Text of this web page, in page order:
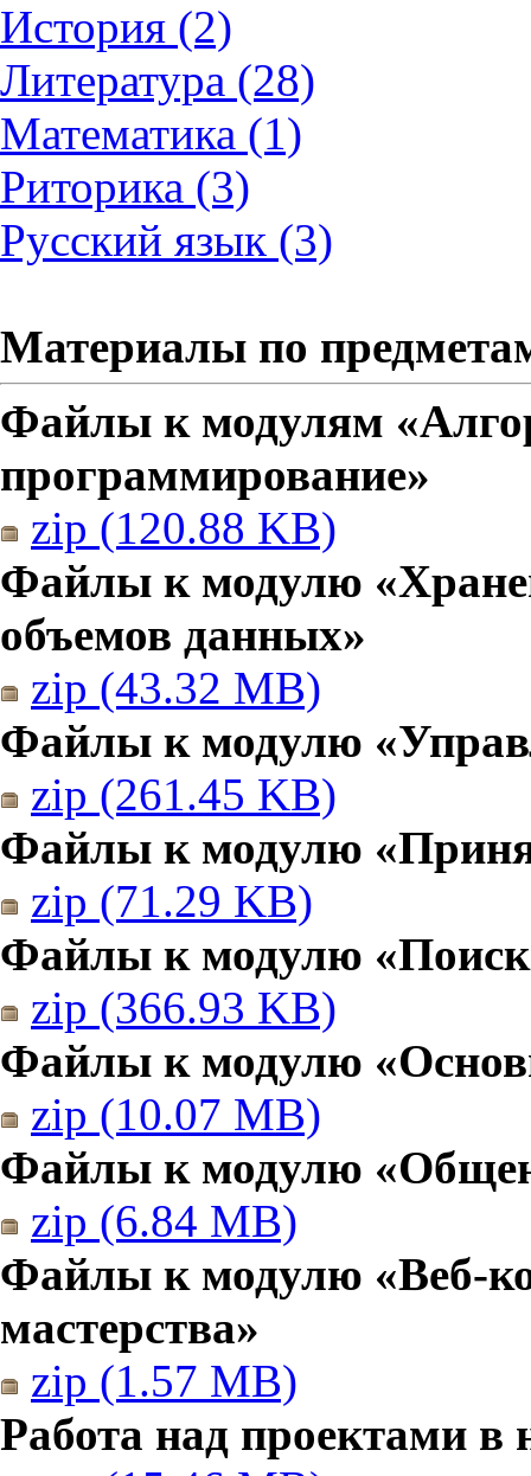
История (2)
Литература (28)
Математика (1)
Риторика (3)
Русский язык (3)
Материалы по
Файлы к модулям
программирование»
zip (120.88 KB)
Файлы к модулю
объемов данных»
zip (43.32 MB)
Файлы к модулю
zip (261.45 KB)
Файлы к модулю
zip (71.29 KB)
Файлы к модулю
zip (366.93 KB)
Файлы к модулю
zip (10.07 MB)
Файлы к модулю
zip (6.84 MB)
Файлы к модулю «Веб-
мастерства»
zip (1.57 MB)
Работа над проектами в